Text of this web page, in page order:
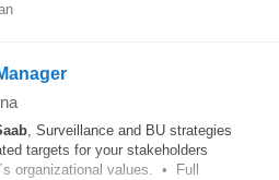
, Surveillance and BU strategies
targets for your stakeholders
´s organizational values. • Full